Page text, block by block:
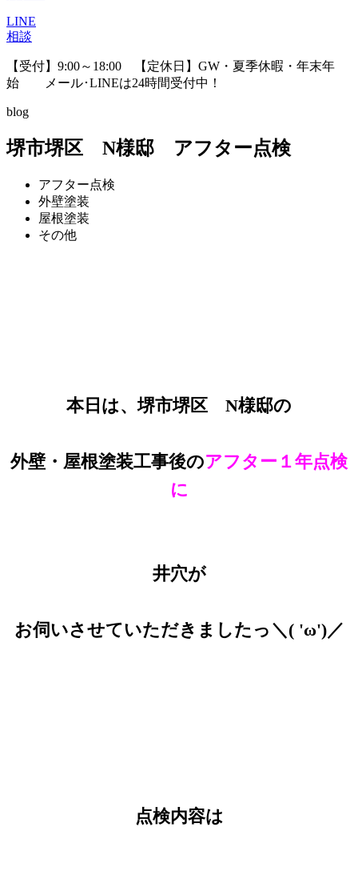
LINE
相談
【受付】9:00～18:00 【定休日】GW・夏季休暇・年末年
始 メール･LINEは24時間受付中！
blog
堺市堺区 N様邸 アフター点検
アフター点検
外壁塗装
屋根塗装
その他
本日は、堺市堺区 N様邸の
外壁・屋根塗装工事後のアフター１年点検
に
井穴が
お伺いさせていただきましたっ＼( 'ω')／
点検内容は